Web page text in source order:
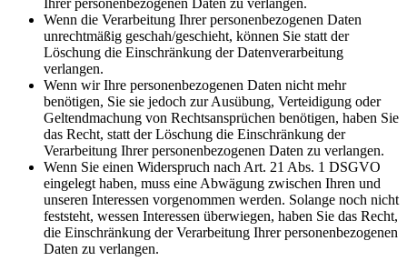
Ihrer personenbezogenen Daten zu verlangen.
Wenn die Verarbeitung Ihrer personenbezogenen Daten
unrechtmäßig geschah/geschieht, können Sie statt der
Löschung die Einschränkung der Datenverarbeitung
verlangen.
Wenn wir Ihre personenbezogenen Daten nicht mehr
benötigen, Sie sie jedoch zur Ausübung, Verteidigung oder
Geltendmachung von Rechtsansprüchen benötigen, haben Sie
das Recht, statt der Löschung die Einschränkung der
Verarbeitung Ihrer personenbezogenen Daten zu verlangen.
Wenn Sie einen Widerspruch nach Art. 21 Abs. 1 DSGVO
eingelegt haben, muss eine Abwägung zwischen Ihren und
unseren Interessen vorgenommen werden. Solange noch nicht
feststeht, wessen Interessen überwiegen, haben Sie das Recht,
die Einschränkung der Verarbeitung Ihrer personenbezogenen
Daten zu verlangen.